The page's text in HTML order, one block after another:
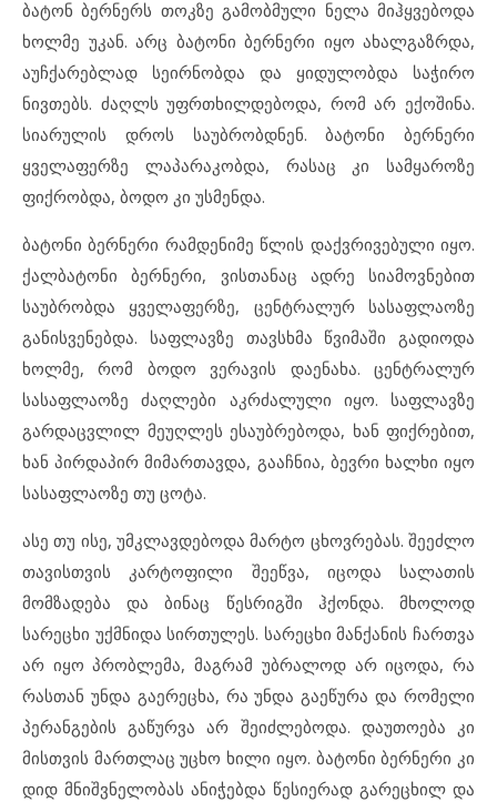
ბატონ ბერნერს თოკზე გამობმული ნელა მიჰყვებოდა
ხოლმე უკან. არც ბატონი ბერნერი იყო ახალგაზრდა,
აუჩქარებლად სეირნობდა და ყიდულობდა საჭირო
ნივთებს. ძაღლს უფრთხილდებოდა, რომ არ ექოშინა.
სიარულის დროს საუბრობდნენ. ბატონი ბერნერი
ყველაფერზე ლაპარაკობდა, რასაც კი სამყაროზე
ფიქრობდა, ბოდო კი უსმენდა.
ბატონი ბერნერი რამდენიმე წლის დაქვრივებული იყო.
ქალბატონი ბერნერი, ვისთანაც ადრე სიამოვნებით
საუბრობდა ყველაფერზე, ცენტრალურ სასაფლაოზე
განისვენებდა. საფლავზე თავსხმა წვიმაში გადიოდა
ხოლმე, რომ ბოდო ვერავის დაენახა. ცენტრალურ
სასაფლაოზე ძაღლები აკრძალული იყო. საფლავზე
გარდაცვლილ მეუღლეს ესაუბრებოდა, ხან ფიქრებით,
ხან პირდაპირ მიმართავდა, გააჩნია, ბევრი ხალხი იყო
სასაფლაოზე თუ ცოტა.
ასე თუ ისე, უმკლავდებოდა მარტო ცხოვრებას. შეეძლო
თავისთვის კარტოფილი შეეწვა, იცოდა სალათის
მომზადება და ბინაც წესრიგში ჰქონდა. მხოლოდ
სარეცხი უქმნიდა სირთულეს. სარეცხი მანქანის ჩართვა
არ იყო პრობლემა, მაგრამ უბრალოდ არ იცოდა, რა
რასთან უნდა გაერეცხა, რა უნდა გაეწურა და რომელი
პერანგების გაწურვა არ შეიძლებოდა. დაუთოება კი
მისთვის მართლაც უცხო ხილი იყო. ბატონი ბერნერი კი
დიდ მნიშვნელობას ანიჭებდა წესიერად გარეცხილ და